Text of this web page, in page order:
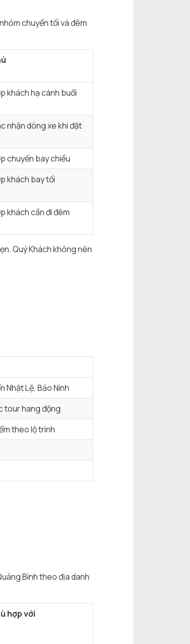
chuyến tối và đêm
khách hạ cánh buổi
nhận dòng xe khi đặt
chuyến bay chiều
khách bay tối
khách cần đi đêm
Quý Khách không nên
Nhật Lệ, Bảo Ninh
tour hang động
theo lộ trình
Bình theo địa danh
hợp với